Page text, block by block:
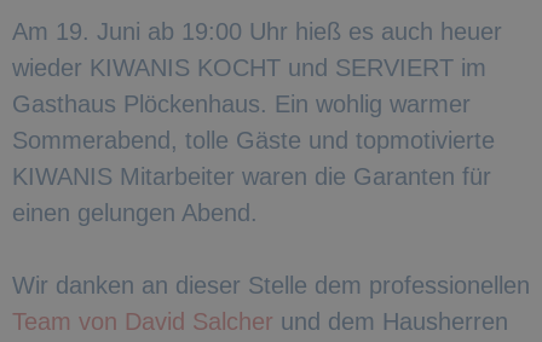
Am 19. Juni ab 19:00 Uhr hieß es auch heuer
wieder KIWANIS KOCHT und SERVIERT im
Gasthaus Plöckenhaus. Ein wohlig warmer
Sommerabend, tolle Gäste und topmotivierte
KIWANIS Mitarbeiter waren die Garanten für
einen gelungen Abend.
Wir danken an dieser Stelle dem professionellen
Team von David Salcher und dem Hausherren